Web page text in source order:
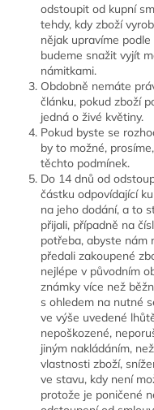
odstoupit od kupní
tehdy, kdy zboží
nějak upravíme
budeme snažit vyjít
námitkami.
Obdobně nemáte
článku, pokud zboží
jedná o živé květiny.
Pokud byste se
by to možné,
těchto podmínek.
Do 14 dnů od
částku odpovídající
na jeho dodání, a to
přijali, případně na
potřeba, abyste nám
předali zakoupené
nejlépe v původním
známky více než
s ohledem na nutné
ve výše uvedené
nepoškozené,
jiným nakládáním,
vlastnosti zboží,
ve stavu, kdy není
protože je poničené